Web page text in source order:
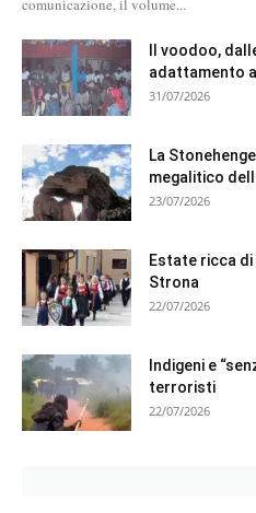
comunicazione, il volume...
Il voodoo,
adattamento
31/07/2026
La
megalitico
23/07/2026
Estate ricca
Strona
22/07/2026
Indigeni e
terroristi
22/07/2026